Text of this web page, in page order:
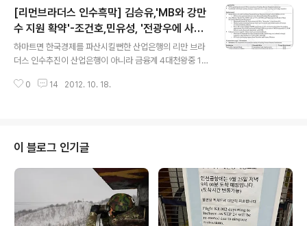
스 내부문건 발견
[리먼브라더스 인수흑막] 김승유,'MB와 강만
수 지원 확약'-조건호,민유성, '전광우에 사전
브리핑- 지지확보': 리만브라더스 내부문건
하마트면 한국경제를 파산시킬뻔한 산업은행의 리만 브라
더스 인수추진이 산업은행이 아니라 금융계 4대천왕중 1
됐으며 민유성 리먼 브라더스 서울지점대표가 산업은행 행
[분류 전체보기] - [리먼인수흑막]산은행장선임에 리만 입
김? - 행장선임 1주일전 '민유성 행장되면 정말 한건 된다'
최고경영진 이메일발견 : 이메일원문 2012/10/22 - [분
류 전체보기] - [리먼인수흑막]한국투자공사도 6월 5일 리
먼과 비밀협약-홍석주사장이름위에 누군가 대리서명 :협
약서 첨부 2012/10/18 -..
0 14 2012. 10. 18.
이 블로그 인기글